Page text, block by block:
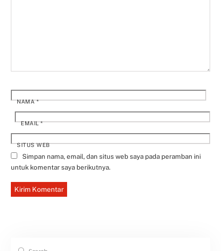
NAMA*
EMAIL*
SITUS WEB
Simpan nama, email, dan situs web saya pada peramban ini
untuk komentar saya berikutnya.